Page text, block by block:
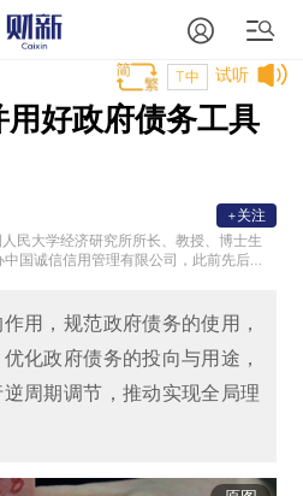
试听
T中
好政府债务工具
民大学经济研究所所长、教授、博士生
国诚信信用管理有限公司，此前先后在
信用评级有限公司首席经济学家。
+关注
用，规范政府债务的使用，
化政府债务的投向与用途，
周期调节，推动实现全局理